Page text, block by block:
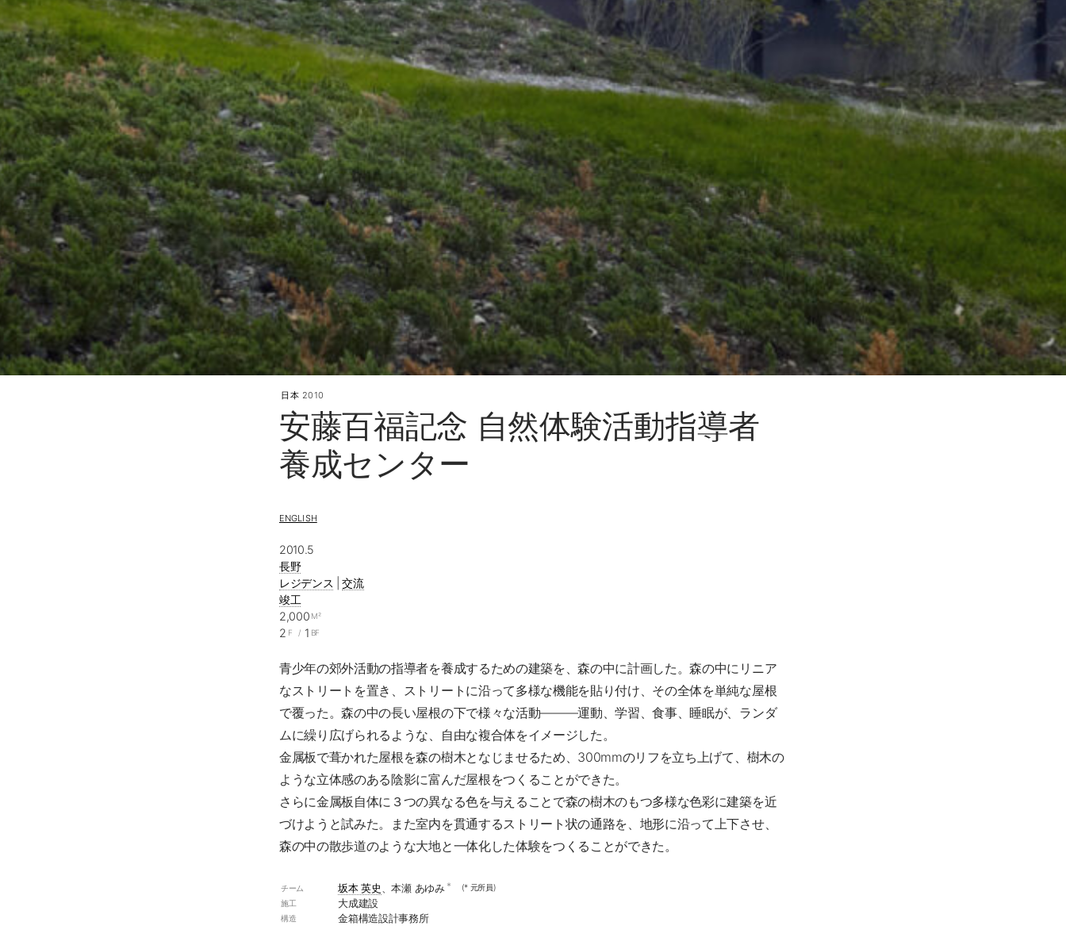
日本 2010
安藤百福記念 自然体験活動指導者
養成センター
ENGLISH
2010.5
長野
レジデンス |交流
竣工
2,000 M²
2 F / 1 BF
青少年の郊外活動の指導者を養成するための建築を、森の中に計画した。森の中にリニア
なストリートを置き、ストリートに沿って多様な機能を貼り付け、その全体を単純な屋根
で覆った。森の中の長い屋根の下で様々な活動―――運動、学習、食事、睡眠が、ランダ
ムに繰り広げられるような、自由な複合体をイメージした。
金属板で葺かれた屋根を森の樹木となじませるため、300mmのリフを立ち上げて、樹木の
ような立体感のある陰影に富んだ屋根をつくることができた。
さらに金属板自体に３つの異なる色を与えることで森の樹木のもつ多様な色彩に建築を近
づけようと試みた。また室内を貫通するストリート状の通路を、地形に沿って上下させ、
森の中の散歩道のような大地と一体化した体験をつくることができた。
チーム 坂本 英史、本瀬 あゆみ * (* 元所員)
施工 大成建設
構造 金箱構造設計事務所